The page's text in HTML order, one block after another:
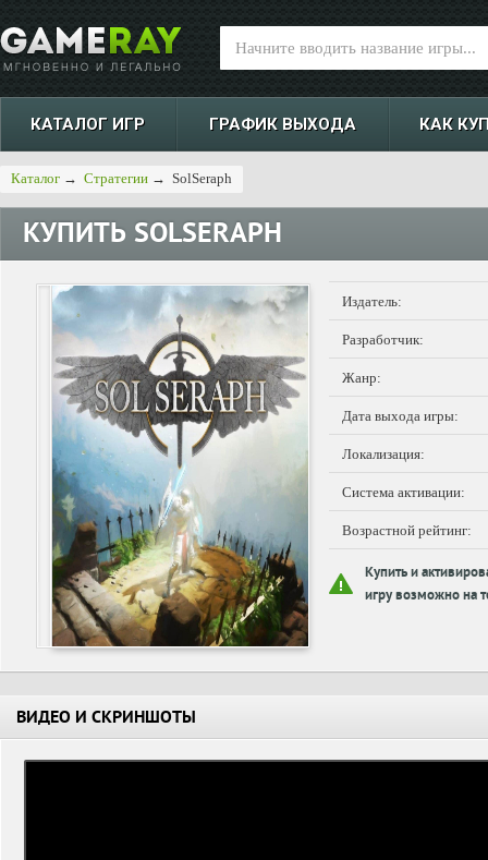
КАТАЛОГ ИГР ГРАФИК ВЫХОДА КАК
Каталог → Стратегии → SolSeraph
КУПИТЬ SOLSERAPH
Издатель:
Разработчик:
Жанр:
Дата выхода игры:
Локализация:
Система активации:
Возрастной рейтинг:
Купить и
игру возможно на
ВИДЕО И СКРИНШОТЫ